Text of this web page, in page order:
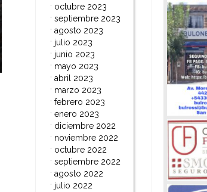
octubre 2023
septiembre 2023
agosto 2023
julio 2023
junio 2023
mayo 2023
abril 2023
marzo 2023
febrero 2023
enero 2023
diciembre 2022
noviembre 2022
octubre 2022
septiembre 2022
agosto 2022
julio 2022